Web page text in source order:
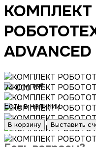
КОМПЛЕКТ
ADVANCED
74 000руб.
Есть в наличии
В корзину Выставить